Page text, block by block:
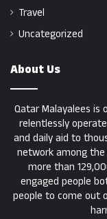
Travel
Uncategorized
About Us
Qatar Malayalees is
relentlessly
and daily aid to
network among the
more than
engaged people
people to come out